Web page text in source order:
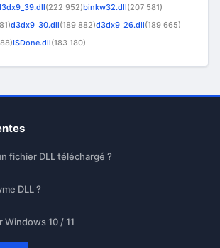
(222 952)binkw32.dll(207 581)
d3dx9_30.dll(189 882)d3dx9_26.dll(189 665)
ISDone.dll(183 180)
fichier DLL téléchargé ?
DLL ?
Windows 10 / 11